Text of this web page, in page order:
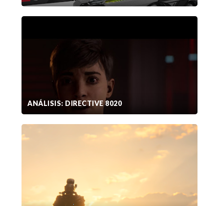
ANÁLISIS: DIRECTIVE 8020